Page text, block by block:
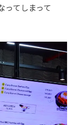
ってしまって